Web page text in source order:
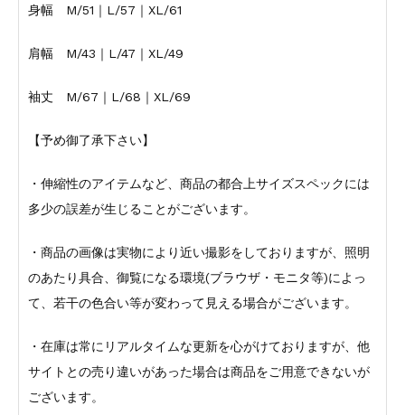
身幅 M/51｜L/57｜XL/61
肩幅 M/43｜L/47｜XL/49
袖丈 M/67｜L/68｜XL/69
【予め御了承下さい】
・伸縮性のアイテムなど、商品の都合上サイズスペックには
多少の誤差が生じることがございます。
・商品の画像は実物により近い撮影をしておりますが、照明
のあたり具合、御覧になる環境(ブラウザ・モニタ等)によっ
て、若干の色合い等が変わって見える場合がございます。
・在庫は常にリアルタイムな更新を心がけておりますが、他
サイトとの売り違いがあった場合は商品をご用意できないが
ございます。